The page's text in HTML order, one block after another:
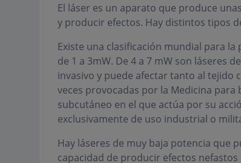
El láser es un aparato que produce
y producir efectos. Hay distintos tipos
Existe una clasificación mundial para
de 1 a 3mW. De 4 a 7 mW son láseres
invasivo y puede afectar tanto al tejido
veces provocadas por la Medicina
subcutáneo en el que actúa por su
exclusivamente de uso industrial o
Hay láseres de muy baja potencia que
capacidad de producir efectos